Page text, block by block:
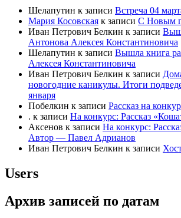
Шелапутин к записи Встреча 04
Мария Косовская к записи С Новым
Иван Петрович Белкин к записи
Антонова Алексея Константиновича
Шелапутин к записи Вышла книга
Алексея Константиновича
Иван Петрович Белкин к записи
новогодние каникулы. Итоги
января
Побелкин к записи Рассказ на
. к записи На конкурс: Рассказ
Аксенов к записи На конкурс:
Автор — Павел Адрианов
Иван Петрович Белкин к записи
Users
Архив записей по датам